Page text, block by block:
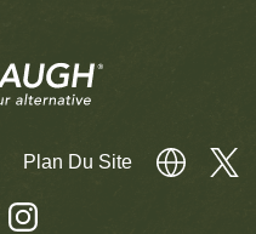
Plan Du Site